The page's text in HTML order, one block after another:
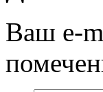
Ваш e-